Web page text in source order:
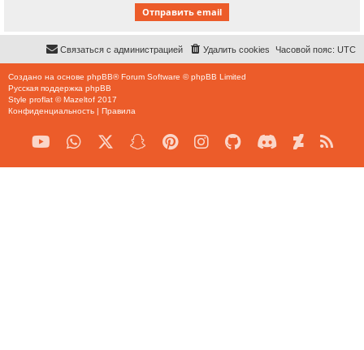
Часовой пояс: UTC
Удалить cookies
Связаться с администрацией
Создано на основе phpBB® Forum Software © phpBB Limited
Русская поддержка phpBB
Style proflat ©Mazeltof 2017
Конфиденциальность | Правила